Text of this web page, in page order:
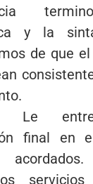
y la
de que
Le
final en
servicios